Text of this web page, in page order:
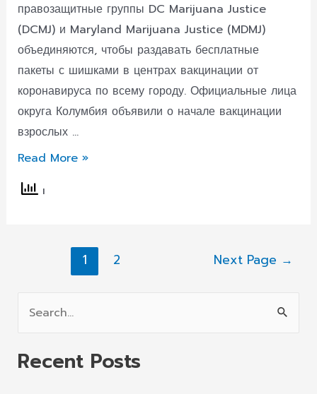
правозащитные группы DC Marijuana Justice
(DCMJ) и Maryland Marijuana Justice (MDMJ)
объединяются, чтобы раздавать бесплатные
пакеты с шишками в центрах вакцинации от
коронавируса по всему городу. Официальные лица
округа Колумбия объявили о начале вакцинации
взрослых …
В
округе
Колумбия
вакцинируется
COVID
Read More »
1 2 Next Page →
rRecent Posts